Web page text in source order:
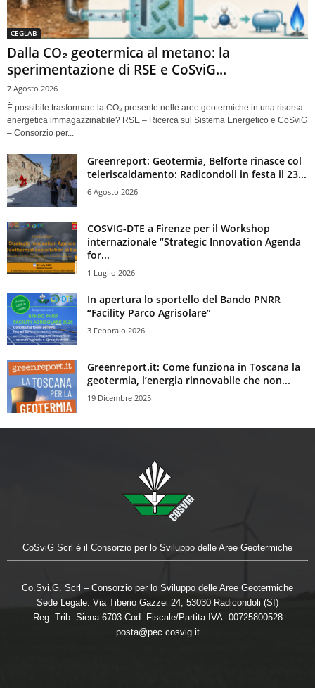
CEGLAB
Dalla CO₂ geotermica al metano: la
sperimentazione di RSE e CoSviG...
7 Agosto 2026
È possibile trasformare la CO₂ presente nelle aree geotermiche in una risorsa
energetica immagazzinabile? RSE – Ricerca sul Sistema Energetico e CoSviG
– Consorzio per...
Greenreport: Geotermia, Belforte rinasce col
teleriscaldamento: Radicondoli in festa il 23...
6 Agosto 2026
COSVIG-DTE a Firenze per il Workshop
internazionale “Strategic Innovation Agenda
for...
1 Luglio 2026
In apertura lo sportello del Bando PNRR
“Facility Parco Agrisolare”
3 Febbraio 2026
Greenreport.it: Come funziona in Toscana la
geotermia, l’energia rinnovabile che non...
19 Dicembre 2025
CoSviG Scrl è il Consorzio per lo Sviluppo delle Aree Geotermiche
Co.Svi.G. Scrl – Consorzio per lo Sviluppo delle Aree Geotermiche
Sede Legale: Via Tiberio Gazzei 24, 53030 Radicondoli (SI)
Reg. Trib. Siena 6703 Cod. Fiscale/Partita IVA: 00725800528
posta@pec.cosvig.it